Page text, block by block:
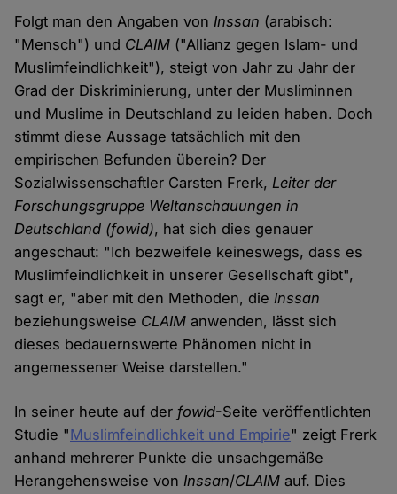
Folgt man den Angaben vonInssan (arabisch:
"Mensch") und CLAIM ("Allianz gegen Islam- und
Muslimfeindlichkeit"), steigt von Jahr zu Jahr der
Grad der Diskriminierung, unter der Musliminnen
und Muslime in Deutschland zu leiden haben. Doch
stimmt diese Aussage tatsächlich mit den
empirischen Befunden überein? Der
Sozialwissenschaftler Carsten Frerk,Leiter der
Forschungsgruppe Weltanschauungen in
Deutschland (fowid), hat sich dies genauer
angeschaut: "Ich bezweifele keineswegs, dass es
Muslimfeindlichkeit in unserer Gesellschaft gibt",
sagt er, "aber mit den Methoden, dieInssan
beziehungsweise CLAIM anwenden, lässt sich
dieses bedauernswerte Phänomen nicht in
angemessener Weise darstellen."
In seiner heute auf der fowid-Seite veröffentlichten
Studie "Muslimfeindlichkeit und Empirie" zeigt Frerk
anhand mehrerer Punkte die unsachgemäße
Herangehensweise vonInssan/CLAIM auf. Dies